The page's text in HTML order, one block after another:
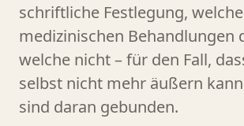
schriftliche Festlegung, welche
medizinischen Behandlungen
welche nicht – für den Fall,
selbst nicht mehr äußern
sind daran gebunden.